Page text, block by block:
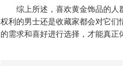
综上所述，喜欢黄金饰品的
权利的男士还是收藏家都会对它
的需求和喜好进行选择，才能真正